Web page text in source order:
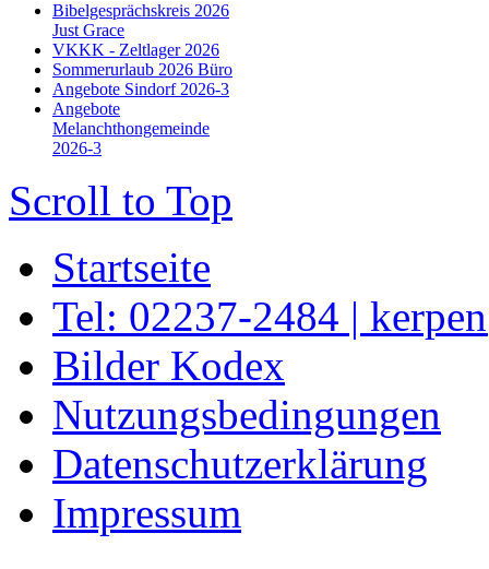
Bibelgesprächskreis 2026
Just Grace
VKKK - Zeltlager 2026
Sommerurlaub 2026 Büro
Angebote Sindorf 2026-3
Angebote
Melanchthongemeinde
2026-3
Scroll to Top
Startseite
Tel: 02237-2484 |
Bilder Kodex
Nutzungsbedingungen
Datenschutzerklärung
Impressum